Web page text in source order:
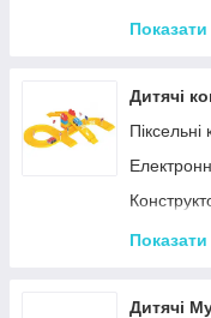
Дитячі
Дитячі
Іграшкові
Дитячі
Дитячі
Піксельні
Дитячі